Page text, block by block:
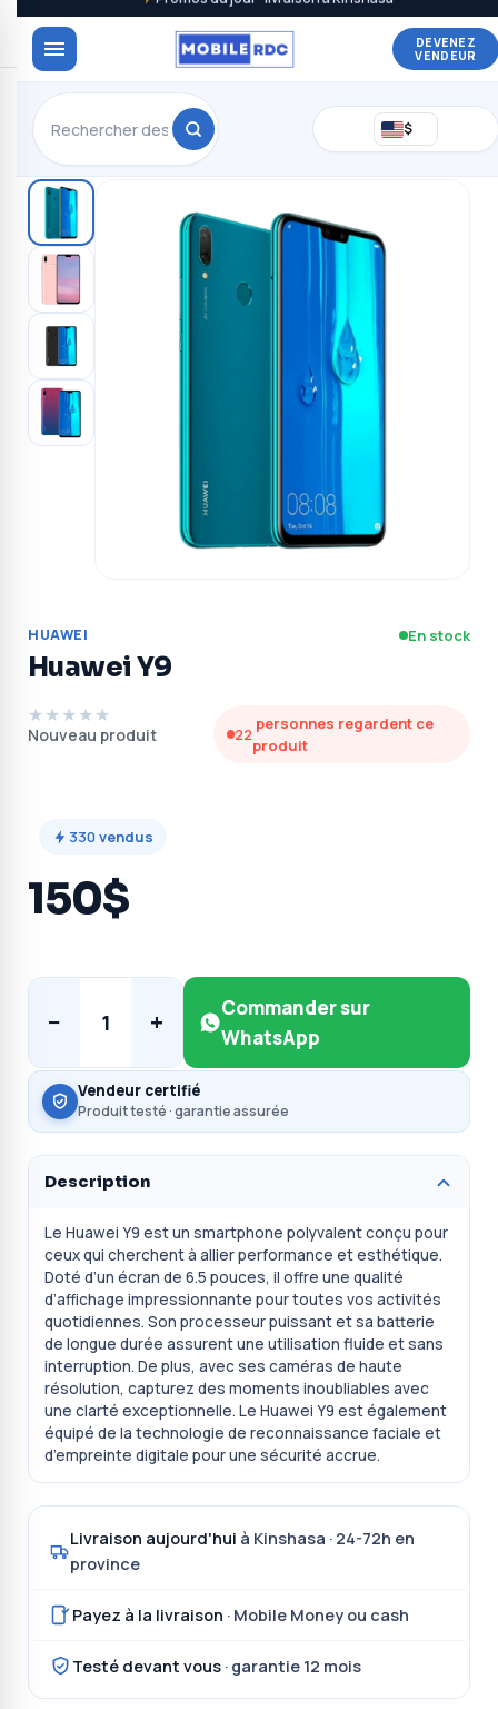
DEVENEZ
VENDEUR
$
HUAWEI En stock
Huawei Y9
★★★★★
Nouveau produit 22
personnes regardent ce
produit
330vendus
150$
− 1 +
Commander sur
WhatsApp
Vendeur certifié
Produit testé · garantie assurée
Description
Le Huawei Y9 est un smartphone polyvalent conçu pour
ceux qui cherchent à allier performance et esthétique.
Doté d’un écran de 6.5 pouces, il offre une qualité
d’affichage impressionnante pour toutes vos activités
quotidiennes. Son processeur puissant et sa batterie
de longue durée assurent une utilisation fluide et sans
interruption. De plus, avec ses caméras de haute
résolution, capturez des moments inoubliables avec
une clarté exceptionnelle. Le Huawei Y9 est également
équipé de la technologie de reconnaissance faciale et
d’empreinte digitale pour une sécurité accrue.
Livraison aujourd'hui à Kinshasa · 24-72h en
province
Payez à la livraison · Mobile Money ou cash
Testé devant vous · garantie 12 mois